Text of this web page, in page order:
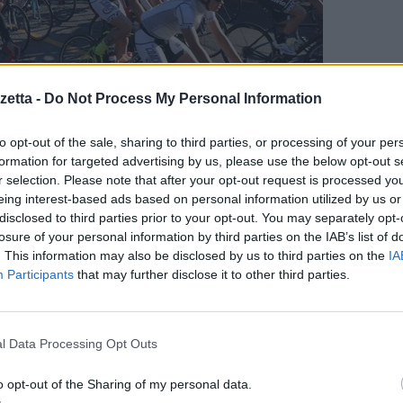
- Do Not Process My Personal Information
opt-out of the sale, sharing to third parties, or processing of your
for targeted advertising by us, please use the below opt-out
selection. Please note that after your opt-out request is processed
interest-based ads based on personal information utilized by us
to third parties prior to your opt-out. You may separately
of your personal information by third parties on the IAB’s list of
This information may also be disclosed by us to third parties on the
Participants that may further disclose it to other third parties.
Data Processing Opt Outs
opt-out of the Sharing of my personal data.
svolto più attività sportiva nel 2022 rispetto allo scorso anno. Gli
e, infine, ilciclismo.
alla pandemia, il 2022 ha visto un ritorno massivo nelle palestre e
preferito pagare un abbonamento per allenarsi in palestra
sembra spingersi anche nella volontà di intraprendere un
organizzare viaggi all’insegna dello sport invernale come sci
soddisfatta grazie al calendario degli eventi sportivi che ha
della competizione ‘World Cup Races’a
, sponsorizzata